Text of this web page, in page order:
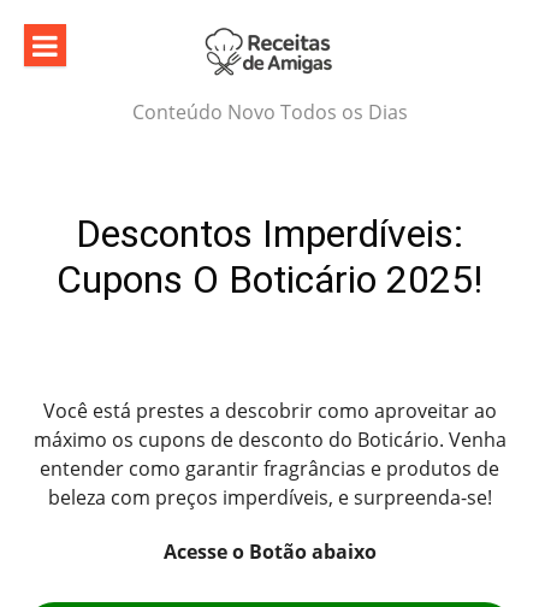
content
Conteúdo Novo Todos os Dias
Descontos Imperdíveis:
Cupons O Boticário 2025!
Você está prestes a descobrir como aproveitar ao
máximo os cupons de desconto do Boticário. Venha
entender como garantir fragrâncias e produtos de
beleza com preços imperdíveis, e surpreenda-se!
Acesse o Botão abaixo